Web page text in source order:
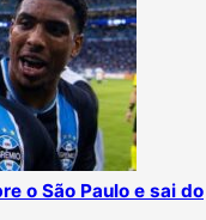
o São Paulo e sai do